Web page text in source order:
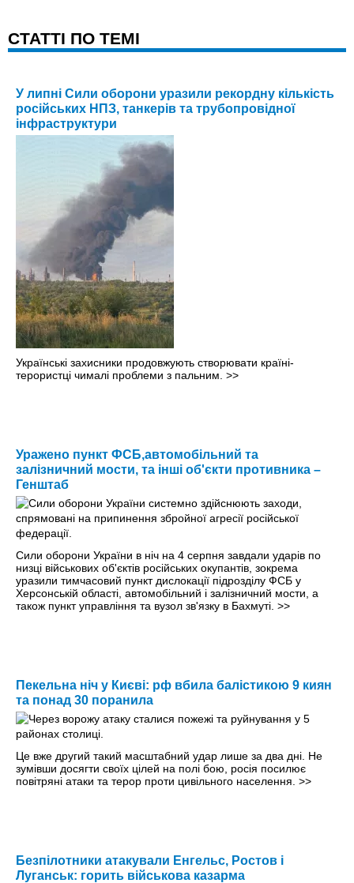
CТАТТІ ПО ТЕМІ
У липні Сили оборони уразили рекордну кількість
російських НПЗ, танкерів та трубопровідної
інфраструктури
Українські захисники продовжують створювати країні-
терористці чималі проблеми з пальним. >>
Уражено пункт ФСБ,автомобільний та
залізничний мости, та інші об'єкти противника –
Генштаб
Сили оборони України в ніч на 4 серпня завдали ударів по
низці військових об'єктів російських окупантів, зокрема
уразили тимчасовий пункт дислокації підрозділу ФСБ у
Херсонській області, автомобільний і залізничний мости, а
також пункт управління та вузол зв'язку в Бахмуті. >>
Пекельна ніч у Києві: рф вбила балістикою 9 киян
та понад 30 поранила
Це вже другий такий масштабний удар лише за два дні. Не
зумівши досягти своїх цілей на полі бою, росія посилює
повітряні атаки та терор проти цивільного населення. >>
Безпілотники атакували Енгельс, Ростов і
Луганськ: горить військова казарма